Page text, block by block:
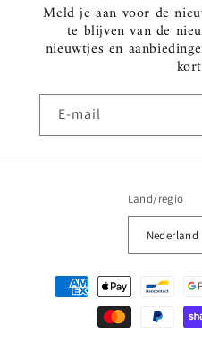
Meld je aan voor de
te blijven van de
nieuwtjes en
E‑mail
Land/regio
Betaalmethoden